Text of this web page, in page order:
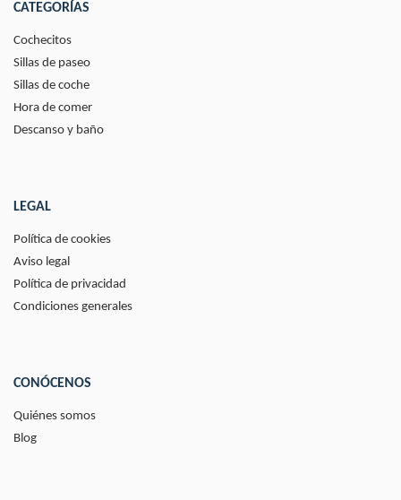
CATEGORÍAS
Cochecitos
Sillas de paseo
Sillas de coche
Hora de comer
Descanso y baño
LEGAL
Política de cookies
Aviso legal
Política de privacidad
Condiciones generales
CONÓCENOS
Quiénes somos
Blog